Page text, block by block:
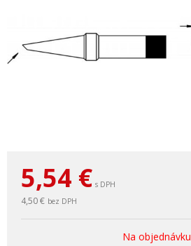
5,54 € s DPH
4,50 € bez DPH
Na objednávku